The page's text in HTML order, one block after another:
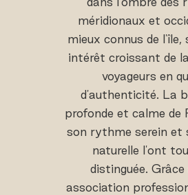
méridionaux et
mieux connus de l'île,
intérêt croissant de
voyageurs en
d'authenticité. La
profonde et calme de
son rythme serein et
naturelle l'ont
distinguée. Grâce
association